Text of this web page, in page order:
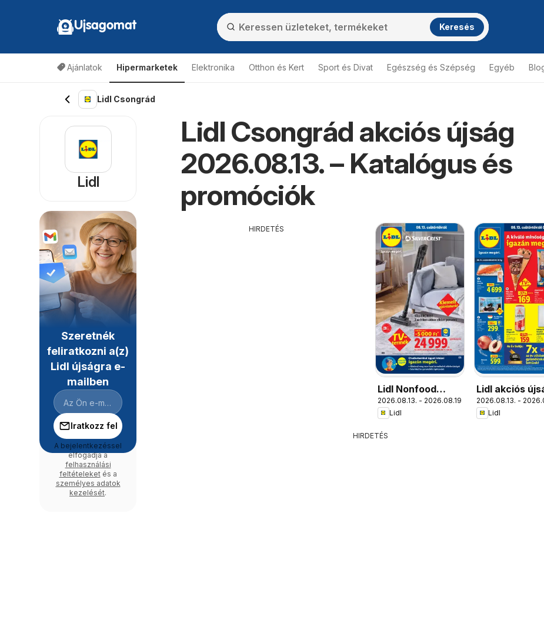
Ujsagomat Keresés
Ajánlatok Hipermarketek Elektronika Otthon és Kert Sport és Divat Egészség és Szépség Egyéb
Lidl Csongrád
Lidl Csongrád akciós újság
2026.08.13. – Katalógus és
promóciók
HIRDETÉS
Lidl Nonfood
kínálatunk
2026.08.13. - 2026.08.19.
Lidl
Lidl akciós
2026.08.13. -
Lidl
HIRDETÉS
Lidl
Szeretnék
feliratkozni a(z)
Lidl újságra e-
mailben
Iratkozz fel
A bejelentkezéssel
elfogadja a
felhasználási
feltételeketés a
személyes adatok
kezelését.